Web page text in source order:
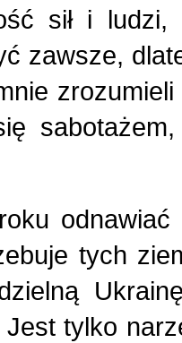
sił i ludzi,
zawsze,
odnawiać
tych
tylko